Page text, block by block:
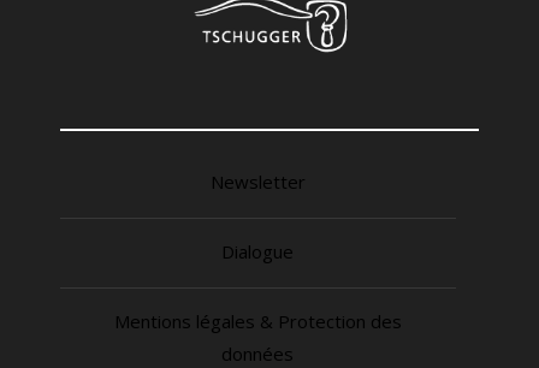
Newsletter
Dialogue
Mentions légales & Protection des
données